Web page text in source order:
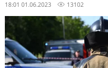
18:01 01.06.2023 13102